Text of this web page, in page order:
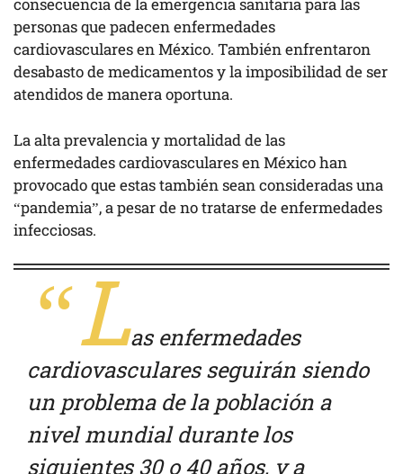
consecuencia de la emergencia sanitaria para las
personas que padecen enfermedades
cardiovasculares en México. También enfrentaron
desabasto de medicamentos y la imposibilidad de ser
atendidos de manera oportuna.
La alta prevalencia y mortalidad de las
enfermedades cardiovasculares en México han
provocado que estas también sean consideradas una
“pandemia”, a pesar de no tratarse de enfermedades
infecciosas.
“Las enfermedades
cardiovasculares seguirán siendo
un problema de la población a
nivel mundial durante los
siguientes 30 o 40 años, y a